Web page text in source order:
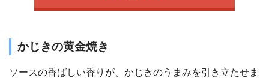
かじきの黄金焼き
ソースの香ばしい香りが、かじきのうまみを引き立たせま